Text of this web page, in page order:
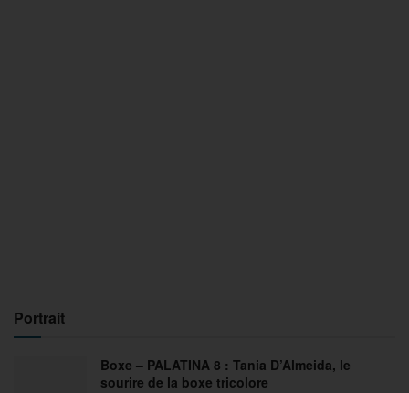
Portrait
Boxe – PALATINA 8 : Tania D’Almeida, le
sourire de la boxe tricolore